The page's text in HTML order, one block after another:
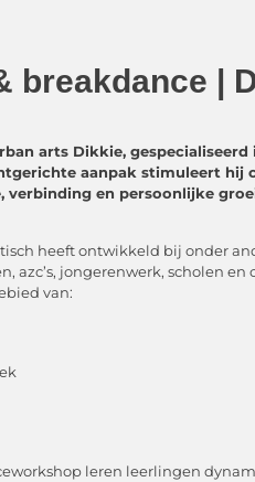
breakdance |
arts Dikkie, gespecialiseerd
aanpak stimuleert hij
verbinding en persoonlijke
heeft ontwikkeld bij onder
azc’s, jongerenwerk, scholen
van:
leren leerlingen